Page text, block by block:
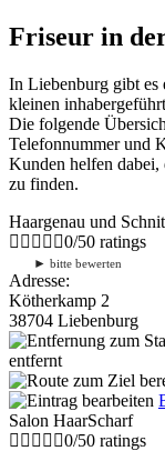
Friseur in
In Liebenburg gibt
kleinen
Die folgende
Telefonnummer und
Kunden helfen dabei,
zu finden.
Haargenau und
0/50 ratings
► bitte bewerten
Adresse:
Kötherkamp 2
38704 Liebenburg
entfernt
Salon HaarScharf
0/50 ratings